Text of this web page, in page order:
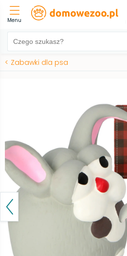
Menu
< Zabawki dla psa